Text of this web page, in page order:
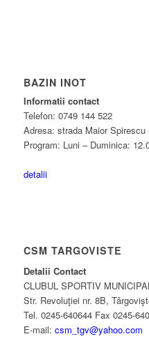
BAZIN INOT
Informatii contact
Telefon: 0749 144 522
Adresa: strada Maior
Program: Luni – Duminica:
detalii
CSM TARGOVISTE
Detalii Contact
CLUBUL SPORTIV
Str. Revoluţiei nr. 8B,
Tel. 0245-640644 Fax 0245-
E-mail: csm_tgv@yahoo.com